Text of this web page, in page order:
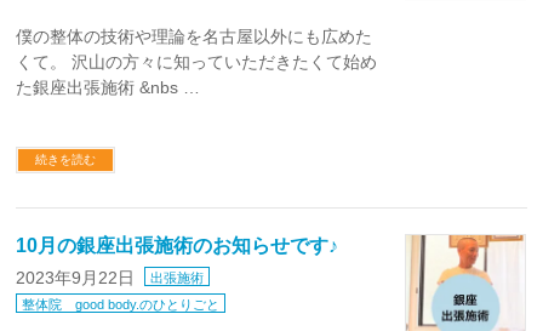
僕の整体の技術や理論を名古屋以外にも広めた
くて。 沢山の方々に知っていただきたくて始め
た銀座出張施術 &nbs …
続きを読む
10月の銀座出張施術のお知らせです♪
2023年9月22日
出張施術
整体院 good body.のひとりごと